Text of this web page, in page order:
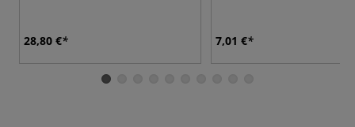
28,80 € 7,01 €